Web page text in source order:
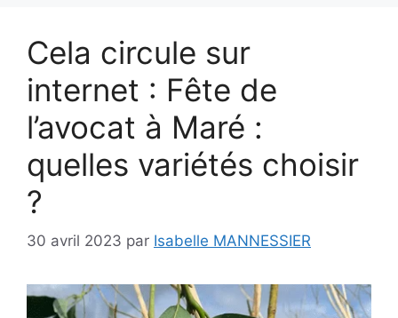
Cela circule sur
internet : Fête de
l’avocat à Maré :
quelles variétés choisir
?
30 avril 2023 par Isabelle MANNESSIER